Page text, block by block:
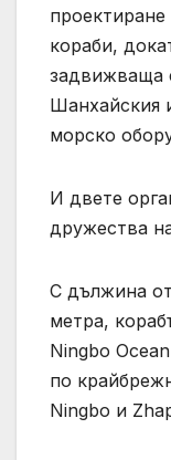
кораби,
задвижваща
Шанхайския
морско
И двете
дружества
С дължина
метра,
Ningbo
по
Ningbo и